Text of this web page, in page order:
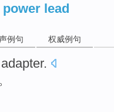
power lead
例句 权威例句
adapter.